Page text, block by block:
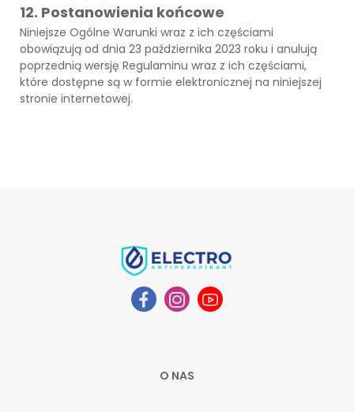
12. Postanowienia końcowe
Niniejsze Ogólne Warunki wraz z ich częściami
obowiązują od dnia 23 października 2023 roku i anulują
poprzednią wersję Regulaminu wraz z ich częściami,
które dostępne są w formie elektronicznej na niniejszej
stronie internetowej.
O NAS